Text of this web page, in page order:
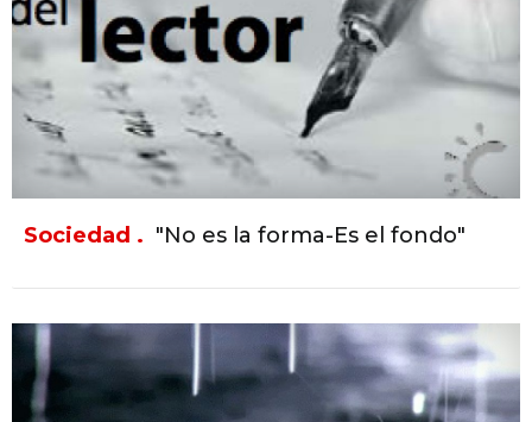
Sociedad . "No es la forma-Es el fondo"